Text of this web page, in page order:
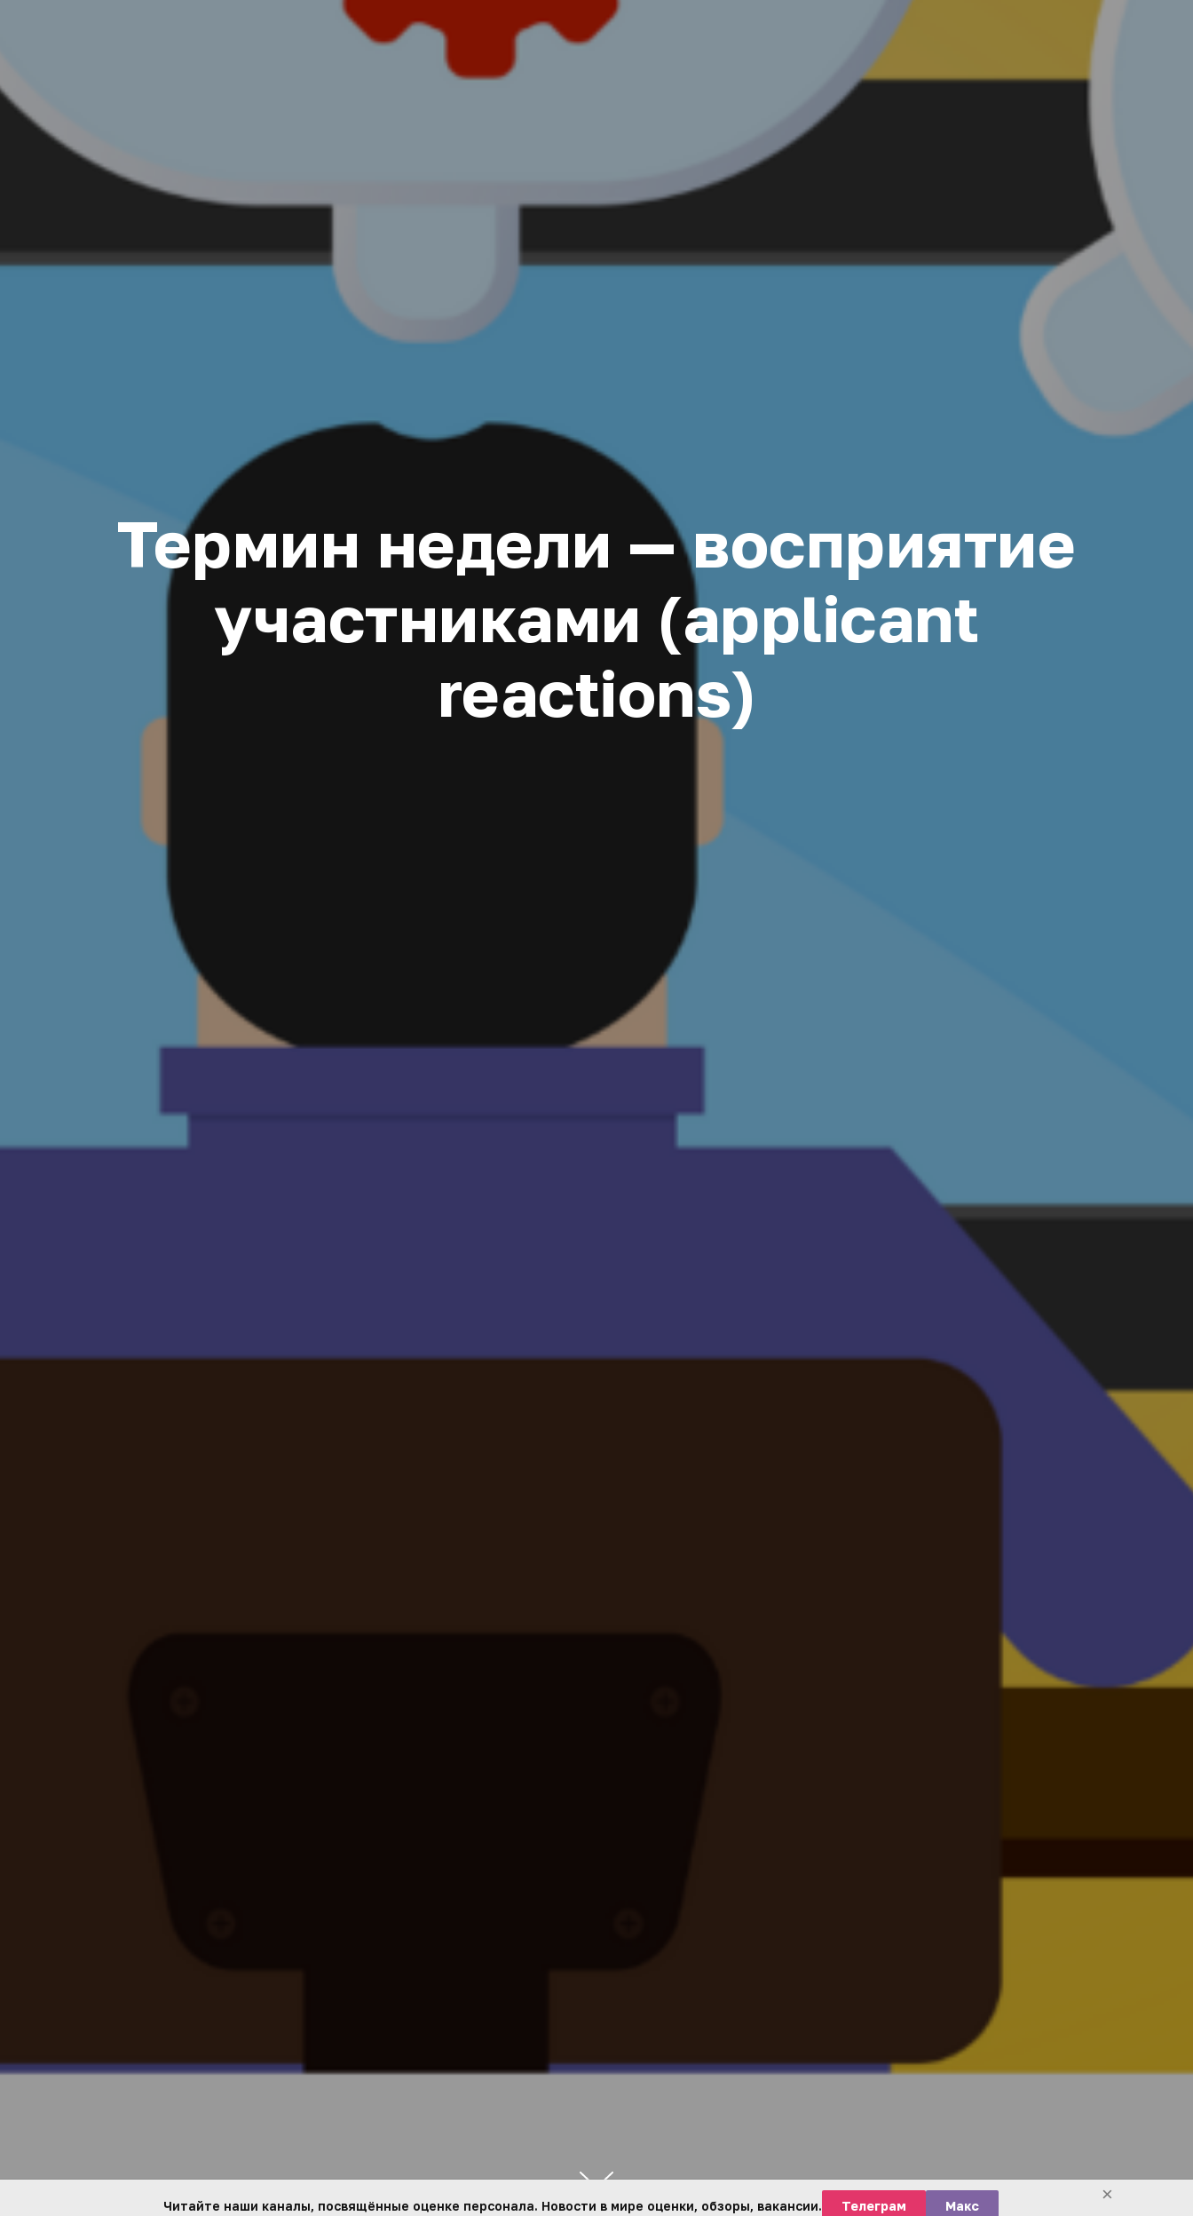
Термин недели — восприятие
участниками (applicant
reactions)
Читайте наши каналы, посвящённые оценке персонала. Новости в мире оценки, обзоры, вакансии. Телеграм Макс
×